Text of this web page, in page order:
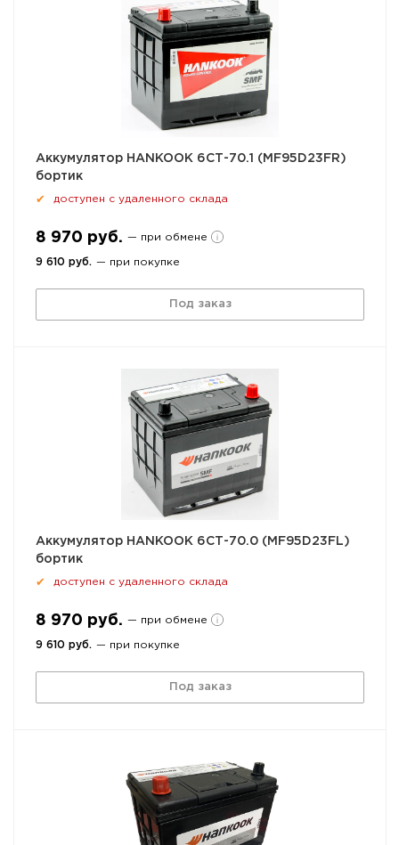
Аккумулятор HANKOOK 6СТ-70.1 (MF95D23FR)
бортик
✔ доступен с удаленного склада
8 970 руб. — при обмене
9 610 руб. — при покупке
Под заказ
Аккумулятор HANKOOK 6СТ-70.0 (MF95D23FL)
бортик
✔ доступен с удаленного склада
8 970 руб. — при обмене
9 610 руб. — при покупке
Под заказ